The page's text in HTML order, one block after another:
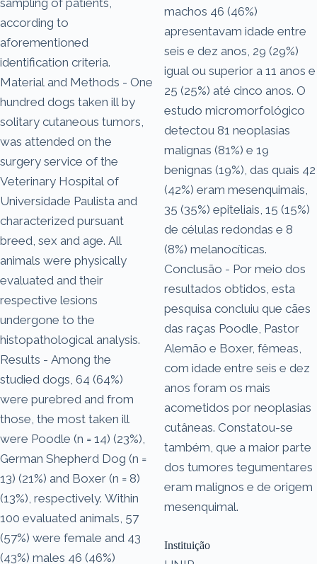
according to
aforementioned
identification criteria.
Material and Methods - One
hundred dogs taken ill by
solitary cutaneous tumors,
was attended on the
surgery service of the
Veterinary Hospital of
Universidade Paulista and
characterized pursuant
breed, sex and age. All
animals were physically
evaluated and their
respective lesions
undergone to the
histopathological analysis.
Results - Among the
studied dogs, 64 (64%)
were purebred and from
those, the most taken ill
were Poodle (n = 14) (23%),
German Shepherd Dog (n =
13) (21%) and Boxer (n = 8)
(13%), respectively. Within
100 evaluated animals, 57
(57%) were female and 43
(43%) males 46 (46%)
machos 46 (46%)
apresentavam idade entre
seis e dez anos, 29 (29%)
igual ou superior a 11 anos e
25 (25%) até cinco anos. O
estudo micromorfológico
detectou 81 neoplasias
malignas (81%) e 19
benignas (19%), das quais 42
(42%) eram mesenquimais,
35 (35%) epiteliais, 15 (15%)
de células redondas e 8
(8%) melanocíticas.
Conclusão - Por meio dos
resultados obtidos, esta
pesquisa concluiu que cães
das raças Poodle, Pastor
Alemão e Boxer, fêmeas,
com idade entre seis e dez
anos foram os mais
acometidos por neoplasias
cutâneas. Constatou-se
também, que a maior parte
dos tumores tegumentares
eram malignos e de origem
mesenquimal.
Instituição